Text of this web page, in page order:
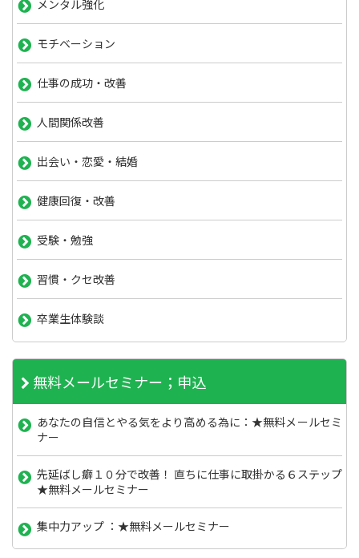
メンタル強化
モチベーション
仕事の成功・改善
人間関係改善
出会い・恋愛・結婚
健康回復・改善
受験・勉強
習慣・クセ改善
卒業生体験談
無料メールセミナー；申込
あなたの自信とやる気をより高める為に：★無料メールセミ
ナー
先延ばし癖１０分で改善！ 直ちに仕事に取掛かる６ステップ
★無料メールセミナー
集中力アップ ：★無料メールセミナー